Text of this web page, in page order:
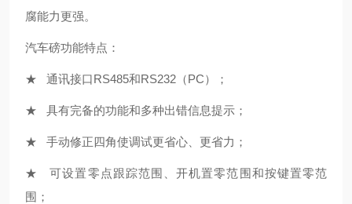
腐能力更强。
汽车磅功能特点：
★ 通讯接口RS485和RS232（PC）；
★ 具有完备的功能和多种出错信息提示；
★ 手动修正四角使调试更省心、更省力；
★ 可设置零点跟踪范围、开机置零范围和按键置零范
围；